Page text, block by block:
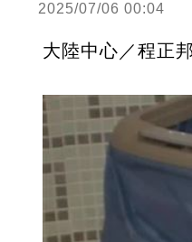
2025/07/06 00:04
大陸中心／程正